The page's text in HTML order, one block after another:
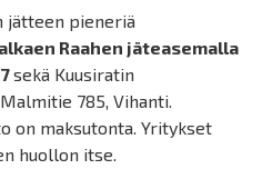
jätteen pieneriä
Raahen jäteasemalla
sekä Kuusiratin
785, Vihanti.
on maksutonta. Yritykset
huollon itse.